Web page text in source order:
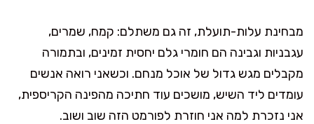
מבחינת עלות-תועלת, זה גם משתלם: קמח, שמרים,
עגבניות וגבינה הם חומרי גלם יחסית זמינים, ובתמורה
מקבלים מגש גדול של אוכל מנחם. וכשאני רואה אנשים
עומדים ליד השיש, מושכים עוד חתיכה מהפינה הקריספית,
אני נזכרת למה אני חוזרת לפורמט הזה שוב ושוב.